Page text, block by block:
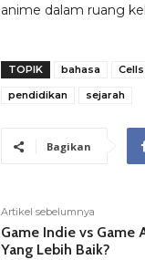
anime dalam ruang
TOPIK bahasa
pendidikan
sejarah
Bagikan
Artikel sebelumnya
Game Indie vs Game
Yang Lebih Baik?